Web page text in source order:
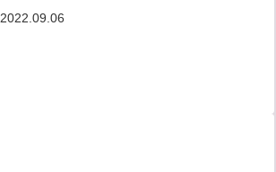
2022.09.06